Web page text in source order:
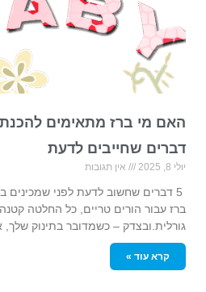
דברים שחייבים לדעת
יולי 8, 2025 אין תגובות
5 דברים שחשוב לדעת לפני שמכינים
ברז עבור הורים טריים, כל החלטה
גורלית.ובצדק – כשמדובר בתינוק
קרא עוד »